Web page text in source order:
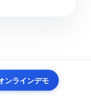
ンラインデモ